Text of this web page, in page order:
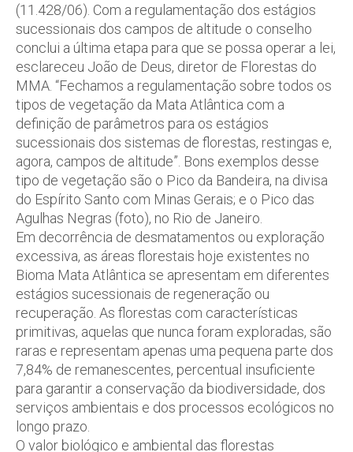
(11.428/06). Com a regulamentação dos estágios
sucessionais dos campos de altitude o conselho
conclui a última etapa para que se possa operar a lei,
esclareceu João de Deus, diretor de Florestas do
MMA. “Fechamos a regulamentação sobre todos os
tipos de vegetação da Mata Atlântica com a
definição de parâmetros para os estágios
sucessionais dos sistemas de florestas, restingas e,
agora, campos de altitude”. Bons exemplos desse
tipo de vegetação são o Pico da Bandeira, na divisa
do Espírito Santo com Minas Gerais; e o Pico das
Agulhas Negras (foto), no Rio de Janeiro.
Em decorrência de desmatamentos ou exploração
excessiva, as áreas florestais hoje existentes no
Bioma Mata Atlântica se apresentam em diferentes
estágios sucessionais de regeneração ou
recuperação. As florestas com características
primitivas, aquelas que nunca foram exploradas, são
raras e representam apenas uma pequena parte dos
7,84% de remanescentes, percentual insuficiente
para garantir a conservação da biodiversidade, dos
serviços ambientais e dos processos ecológicos no
longo prazo.
O valor biológico e ambiental das florestas